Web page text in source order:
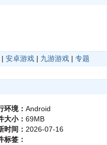
| 安卓游戏 | 九游游戏 | 专题
环境： Android
大小： 69MB
时间： 2026-07-16
标签：